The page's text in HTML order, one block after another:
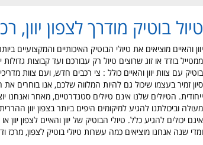
טיול בוטיק מודרך לצפון יוון,
יוון והאיים מוציאים את טיולי הבוטיק האיכותיים והמקצועיים
ממטייל בודד או זוג שרוצים טיול רק עבורכם ועד קבוצות
בוטיק עם צוות יוון והאיים כולל : צי רכבים חדש, ועם צוות
סיון זמיר בעצמו שיכול גם להיות המלווה שלכם, אנו בוחרים את
ייחודית. הטיולים שלנו אינם טיולים סטנדרטיים, מאחר ואנחנו
מעולה וביכולתנו להגיע למיקומים היפים ביותר בצפון יוון
אינם יכולים להגיע כלל. טיולי הבוטיק של יוון והאיים לצפון
ומדי שנה אנחנו מוציאים כמה עשרות טיולי בוטיק לצפון, מרכז